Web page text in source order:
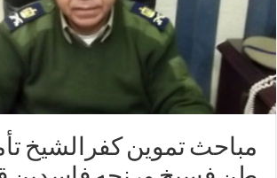
مباحث تموين كفرالشيخ